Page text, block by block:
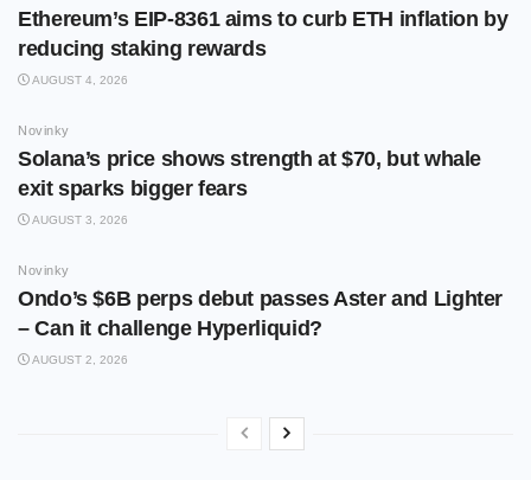
Ethereum’s EIP-8361 aims to curb ETH inflation by
reducing staking rewards
AUGUST 4, 2026
Novinky
Solana’s price shows strength at $70, but whale
exit sparks bigger fears
AUGUST 3, 2026
Novinky
Ondo’s $6B perps debut passes Aster and Lighter
– Can it challenge Hyperliquid?
AUGUST 2, 2026